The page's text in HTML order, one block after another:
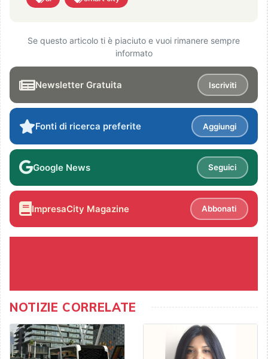
Se questo articolo ti è piaciuto e vuoi rimanere sempre
informato
Newsletter Gratuita Iscriviti
Fonti di ricerca preferite Aggiungi
Google News Seguici
ImpresaCity Magazine Abbonati
NOTIZIE CORRELATE